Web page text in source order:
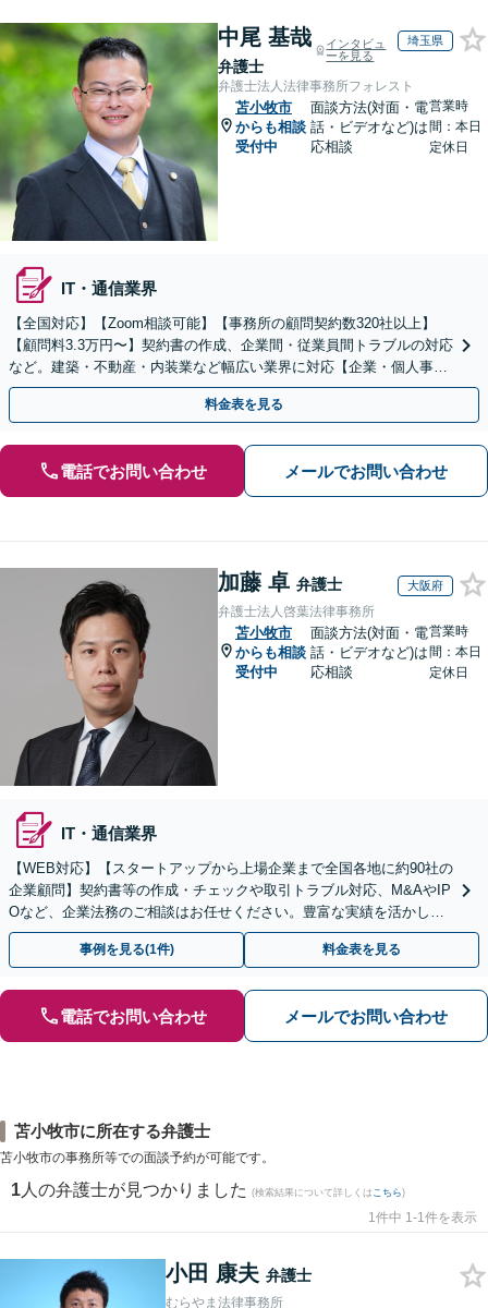
中尾 基哉
弁護士
インタビュ
ーを見る
埼玉県
弁護士法人法律事務所フォレスト
苫小牧市
からも相談
受付中
面談方法(対面・電
話・ビデオなど)は
応相談
営業時
間：本日
定休日
IT・通信業界
【全国対応】【Zoom相談可能】【事務所の顧問契約数320社以上】
【顧問料3.3万円〜】契約書の作成、企業間・従業員間トラブルの対応
など。建築・不動産・内装業など幅広い業界に対応【企業・個人事業
主の方初回面談無料】
料金表を見る
電話でお問い合わせ メールでお問い合わせ
加藤 卓 弁護士 大阪府
弁護士法人啓葉法律事務所
苫小牧市
からも相談
受付中
面談方法(対面・電
話・ビデオなど)は
応相談
営業時
間：本日
定休日
IT・通信業界
【WEB対応】【スタートアップから上場企業まで全国各地に約90社の
企業顧問】契約書等の作成・チェックや取引トラブル対応、M&AやIP
Oなど、企業法務のご相談はお任せください。豊富な実績を活かし的
確に対応を進めてまいります。
事例を見る(1件) 料金表を見る
電話でお問い合わせ メールでお問い合わせ
苫小牧市に所在する弁護士
苫小牧市の事務所等での面談予約が可能です。
1 人の弁護士が見つかりました (検索結果について詳しくは こちら)
1件中 1-1件を表示
小田 康夫 弁護士
むらやま法律事務所